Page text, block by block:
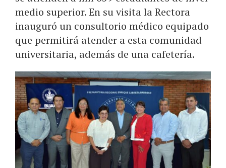
medio superior. En su visita la Rectora
inauguró un consultorio médico equipado
que permitirá atender a esta comunidad
universitaria, además de una cafetería.